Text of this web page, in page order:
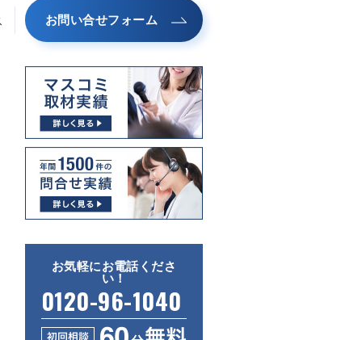
お問い合せフォーム
お気軽にお電話くださ
い！
0120-96-1040